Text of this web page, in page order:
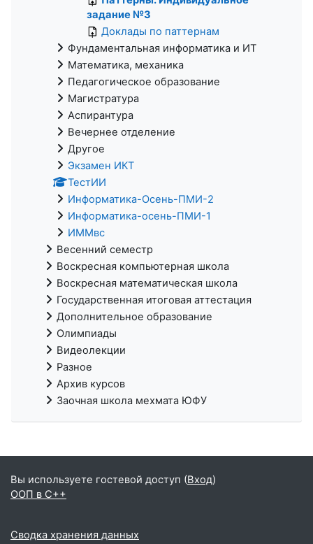
задание №3
Доклады по паттернам
Фундаментальная информатика и ИТ
Математика, механика
Педагогическое образование
Магистратура
Аспирантура
Вечернее отделение
Другое
Экзамен ИКТ
ТестИИ
Информатика-Осень-ПМИ-2
Информатика-осень-ПМИ-1
ИММвс
Весенний семестр
Воскресная компьютерная школа
Воскресная математическая школа
Государственная итоговая аттестация
Дополнительное образование
Олимпиады
Видеолекции
Разное
Архив курсов
Заочная школа мехмата ЮФУ
Вы используете гостевой доступ (Вход)
ООП в С++
Сводка хранения данных